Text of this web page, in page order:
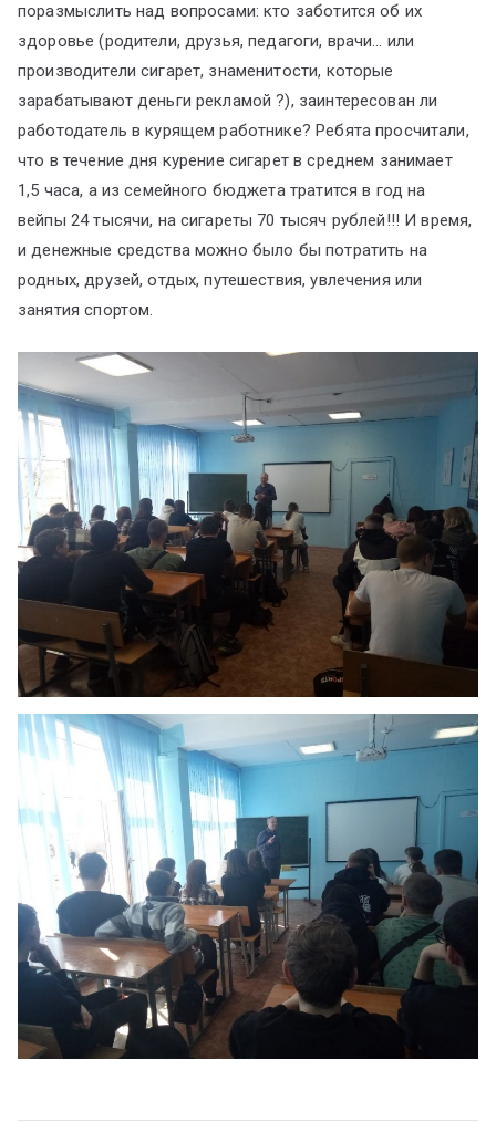
поразмыслить над вопросами: кто заботится об их
здоровье (родители, друзья, педагоги, врачи… или
производители сигарет, знаменитости, которые
зарабатывают деньги рекламой ?), заинтересован ли
работодатель в курящем работнике? Ребята просчитали,
что в течение дня курение сигарет в среднем занимает
1,5 часа, а из семейного бюджета тратится в год на
вейпы 24 тысячи, на сигареты 70 тысяч рублей!!! И время,
и денежные средства можно было бы потратить на
родных, друзей, отдых, путешествия, увлечения или
занятия спортом.